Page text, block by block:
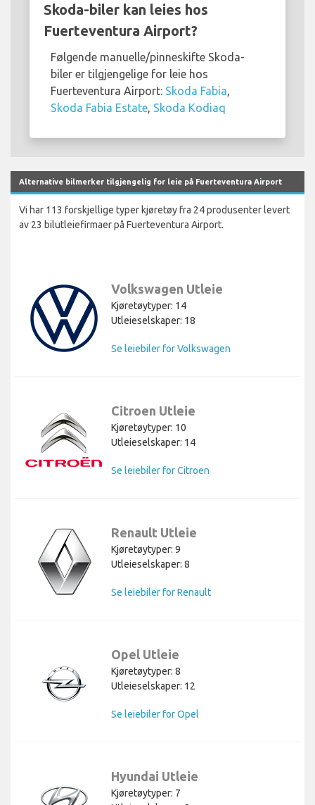
Skoda-biler kan leies hos
Fuerteventura Airport?
Følgende manuelle/pinneskifte Skoda-
biler er tilgjengelige for leie hos
Fuerteventura Airport: Skoda Fabia,
Skoda Fabia Estate, Skoda Kodiaq
Alternative bilmerker tilgjengelig for leie på Fuerteventura Airport
Vi har 113 forskjellige typer kjøretøy fra 24 produsenter levert
av 23 bilutleiefirmaer på Fuerteventura Airport.
Volkswagen Utleie
Kjøretøytyper: 14
Utleieselskaper: 18
Se leiebiler for Volkswagen
Citroen Utleie
Kjøretøytyper: 10
Utleieselskaper: 14
Se leiebiler for Citroen
Renault Utleie
Kjøretøytyper: 9
Utleieselskaper: 8
Se leiebiler for Renault
Opel Utleie
Kjøretøytyper: 8
Utleieselskaper: 12
Se leiebiler for Opel
Hyundai Utleie
Kjøretøytyper: 7